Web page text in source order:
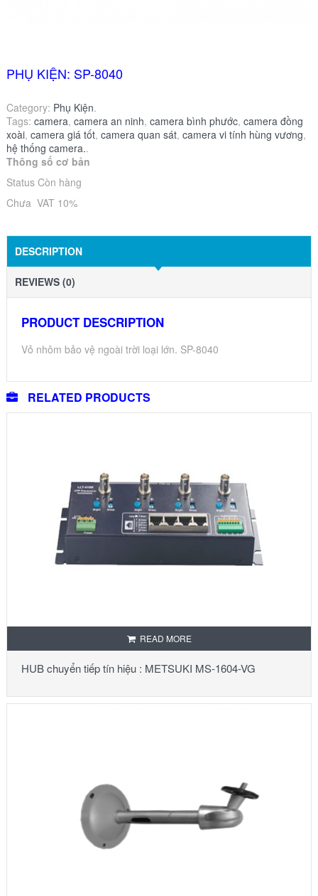
PHỤ KIỆN: SP-8040
Category: Phụ Kiện.
Tags: camera, camera an ninh, camera bình phước, camera đồng
xoài, camera giá tốt, camera quan sát, camera vi tính hùng vương,
hệ thống camera..
Thông số cơ bản
Status Còn hàng
Chưa VAT 10%
DESCRIPTION
REVIEWS (0)
PRODUCT DESCRIPTION
Vỏ nhôm bảo vệ ngoài trời loại lớn. SP-8040
RELATED PRODUCTS
READ MORE
HUB chuyển tiếp tín hiệu : METSUKI MS-1604-VG